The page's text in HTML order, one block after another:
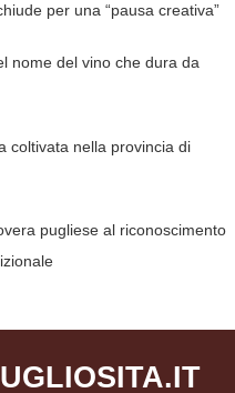
per una “pausa creativa”
nome del vino che dura da
coltivata nella provincia di
pugliese al riconoscimento